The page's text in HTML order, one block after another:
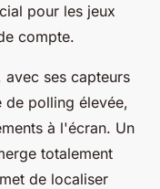
pour les jeux
compte.
avec ses capteurs
de polling élevée,
à l'écran. Un
totalement
de localiser